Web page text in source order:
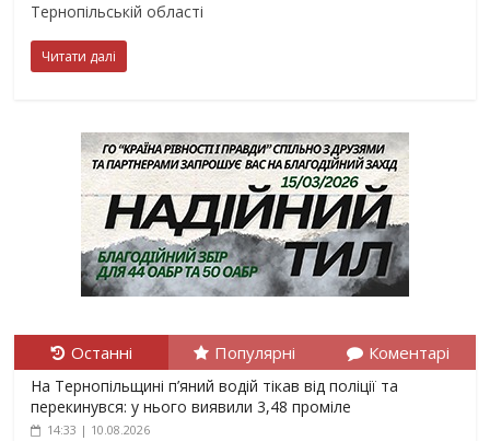
Тернопільській області
Читати далі
Останні Популярні Коментарі
На Тернопільщині п’яний водій тікав від поліції та
перекинувся: у нього виявили 3,48 проміле
14:33 | 10.08.2026